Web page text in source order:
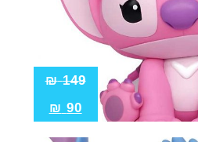
149
₪
90
₪